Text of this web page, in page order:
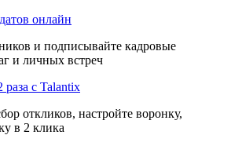
онлайн
и подписывайте кадровые
и личных встреч
раза с Talantix
откликов, настройте воронку,
в 2 клика